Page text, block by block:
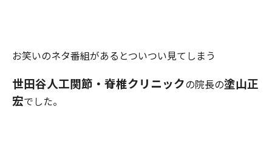
お笑いのネタ番組があるとついつい見てしまう
世田谷人工関節・脊椎クリニックの院長の塗山正
宏でした。